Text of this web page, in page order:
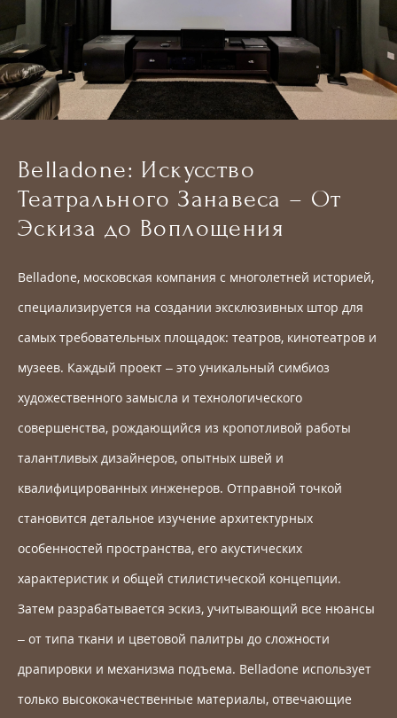
Belladone: Искусство
Театрального Занавеса – От
Эскиза до Воплощения
Belladone, московская компания с многолетней историей,
специализируется на создании эксклюзивных штор для
самых требовательных площадок: театров, кинотеатров и
музеев. Каждый проект – это уникальный симбиоз
художественного замысла и технологического
совершенства, рождающийся из кропотливой работы
талантливых дизайнеров, опытных швей и
квалифицированных инженеров. Отправной точкой
становится детальное изучение архитектурных
особенностей пространства, его акустических
характеристик и общей стилистической концепции.
Затем разрабатывается эскиз, учитывающий все нюансы
– от типа ткани и цветовой палитры до сложности
драпировки и механизма подъема. Belladone использует
только высококачественные материалы, отвечающие